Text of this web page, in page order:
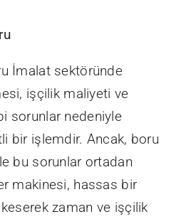
İmalat sektöründe
işçilik maliyeti ve
sorunlar nedeniyle
bir işlemdir. Ancak, boru
bu sorunlar ortadan
makinesi, hassas bir
zaman ve işçilik